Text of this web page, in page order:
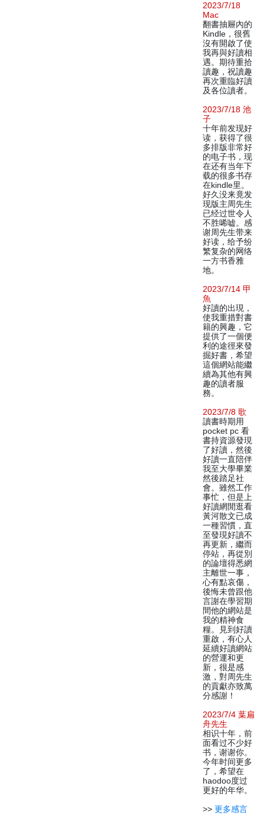
2023/7/18
Mac
翻書抽屜內的
Kindle，很舊
沒有開啟了使
我再與好讀相
遇。期待重拾
讀趣，祝讀趣
再次重臨好讀
及各位讀者。
2023/7/18 池
子
十年前发现好
读，获得了很
多排版非常好
的电子书，现
在还有当年下
载的很多书存
在kindle里。
好久没来竟发
现版主周先生
已经过世令人
不胜唏嘘。感
谢周先生带来
好读，给予纷
繁复杂的网络
一方书香雅
地。
2023/7/14 甲
魚
好讀的出現，
使我重措對書
籍的興趣，它
提供了一個便
利的途徑來發
掘好書，希望
這個網站能繼
續為其他有興
趣的讀者服
務。
2023/7/8 歌
讀書時期用
pocket pc 看
書持資源發現
了好讀，然後
好讀一直陪伴
我至大學畢業
然後踏足社
會。雖然工作
事忙，但是上
好讀網閒逛看
黃河散文已成
一種習慣，直
至發現好讀不
再更新，繼而
停站，再從別
的論壇得悉網
主離世一事，
心有點哀傷，
後悔未曾跟他
言謝在學習期
間他的網站是
我的精神食
糧。見到好讀
重啟，有心人
延續好讀網站
的營運和更
新，很是感
激，對周先生
的貢獻亦致萬
分感謝！
2023/7/4 葉扁
舟先生
相识十年，前
面看过不少好
书，谢谢你。
今年时间更多
了，希望在
haodoo度过
更好的年华。
>> 更多感言